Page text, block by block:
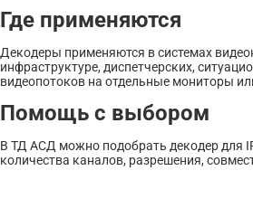
Где применяются
Декодеры применяются в системах
инфраструктуре, диспетчерских,
видеопотоков на отдельные мониторы
Помощь с выбором
В ТД АСД можно подобрать декодер для
количества каналов, разрешения,